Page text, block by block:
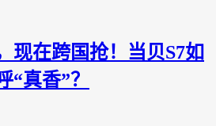
现在跨国抢！当贝S7如
“真香”？